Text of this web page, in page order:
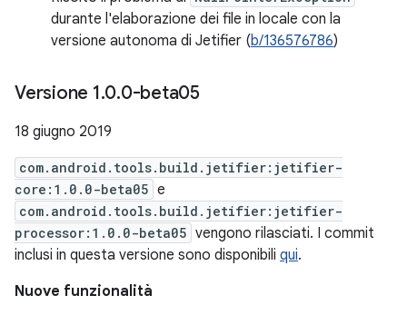
durante l'elaborazione dei file in locale con la
versione autonoma di Jetifier (b/136576786)
Versione 1.0.0-beta05
18 giugno 2019
com.android.tools.build.jetifier:jetifier-
core:1.0.0-beta05 e
com.android.tools.build.jetifier:jetifier-
processor:1.0.0-beta05 vengono rilasciati. I commit
inclusi in questa versione sono disponibili qui.
Nuove funzionalità